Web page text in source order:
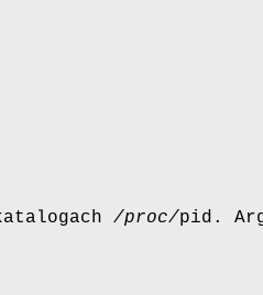
/proc/pid.